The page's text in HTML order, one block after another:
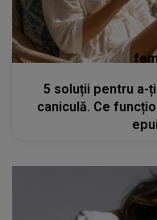
5 soluții pentru a-
caniculă. Ce